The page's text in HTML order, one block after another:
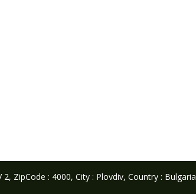
2, ZipCode : 4000, City : Plovdiv, Country : Bulgaria